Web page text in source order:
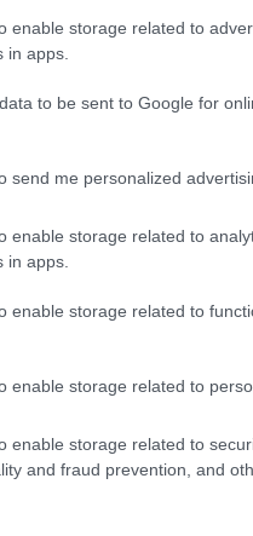
enable storage related to
in apps.
to be sent to Google for
send me personalized
enable storage related to
in apps.
enable storage related to
enable storage related to
enable storage related to
and fraud prevention, and
Pinterest